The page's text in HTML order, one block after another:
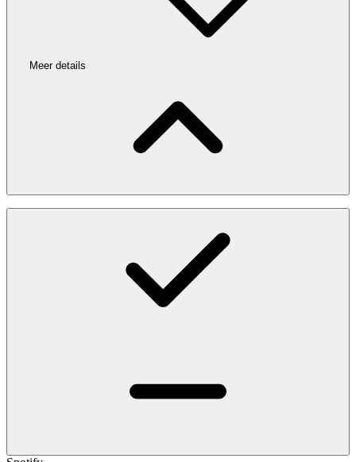
Meer details